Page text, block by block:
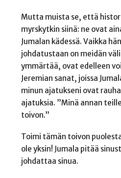
Mutta muista se, että
myrskytkin siinä: ne ovat
Jumalan kädessä. Vaikka
johdatustaan on meidän
ymmärtää, ovat edelleen
Jeremian sanat, joissa
minun ajatukseni ovat
ajatuksia. ”Minä annan
toivon.”
Toimi tämän toivon
ole yksin! Jumala pitää
johdattaa sinua.